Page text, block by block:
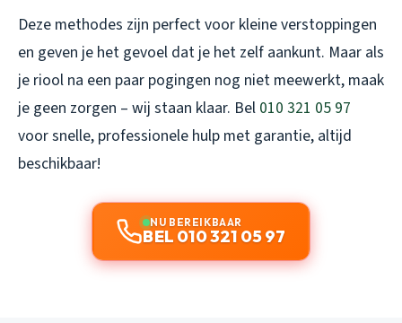
Deze methodes zijn perfect voor kleine verstoppingen
en geven je het gevoel dat je het zelf aankunt. Maar als
je riool na een paar pogingen nog niet meewerkt, maak
je geen zorgen – wij staan klaar. Bel 010 321 05 97
voor snelle, professionele hulp met garantie, altijd
beschikbaar!
NU BEREIKBAAR
BEL 010 321 05 97